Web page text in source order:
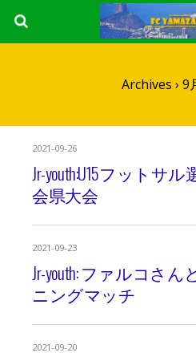
Archives › 9
2021-09-26
Jr-youth:U15フットサ
会県大会
2021-09-23
Jr-youth: ファルコさ
ニングマッチ
2021-09-20